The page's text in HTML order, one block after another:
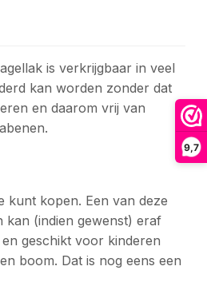
9,7
is verkrijgbaar in veel
kan worden zonder dat
en daarom vrij van
kunt kopen. Een van deze
kan (indien gewenst) eraf
geschikt voor kinderen
boom. Dat is nog eens een